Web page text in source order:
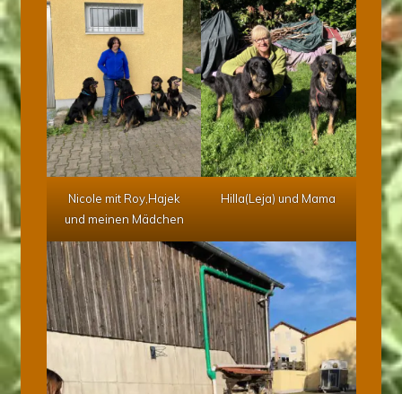
Nicole mit Roy,Hajek
und meinen Mädchen
Hilla(Leja) und Mama